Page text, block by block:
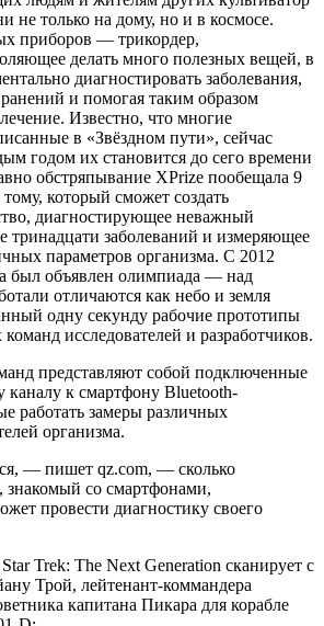
не только на дому, но и в космосе.
приборов — трикордер,
делать много полезных вещей, в
диагностировать заболевания,
ранений и помогая таким образом
Известно, что многие
в «Звёздном пути», сейчас
годом их становится до сего времени
обстряпывание XPrize пообещала 9
который сможет создать
диагностирующее неважный
тринадцати заболеваний и измеряющее
параметров организма. С 2012
был объявлен олимпиада — над
отличаются как небо и земля
одну секунду рабочие прототипы
исследователей и разработчиков.
представляют собой подключенные
каналу к смартфону Bluetooth-
работать замеры различных
организма.
— пишет qz.com, — сколько
знакомый со смартфонами,
провести диагностику своего
Trek: The Next Generation сканирует с
Трой, лейтенант-коммандера
капитана Пикара для корабле